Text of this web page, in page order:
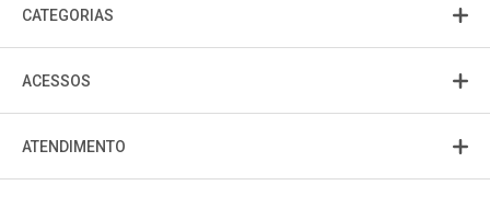
CATEGORIAS
ACESSOS
ATENDIMENTO